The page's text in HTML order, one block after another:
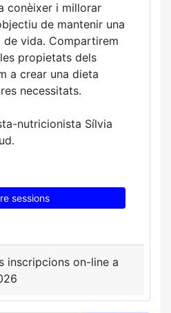
conèixer i millorar
de mantenir una
vida. Compartirem
propietats dels
a crear una dieta
necessitats.
nutricionista Sílvia
sessions
inscripcions on-line a